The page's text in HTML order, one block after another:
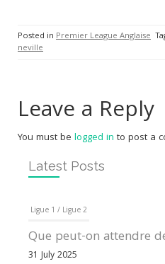
Posted in Premier League Anglaise
neville
Leave a Reply
You must be logged in to post a
Latest Posts
Ligue 1 / Ligue 2
Que peut-on attendre
31 July 2025